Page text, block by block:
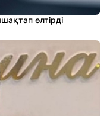
өлтірді